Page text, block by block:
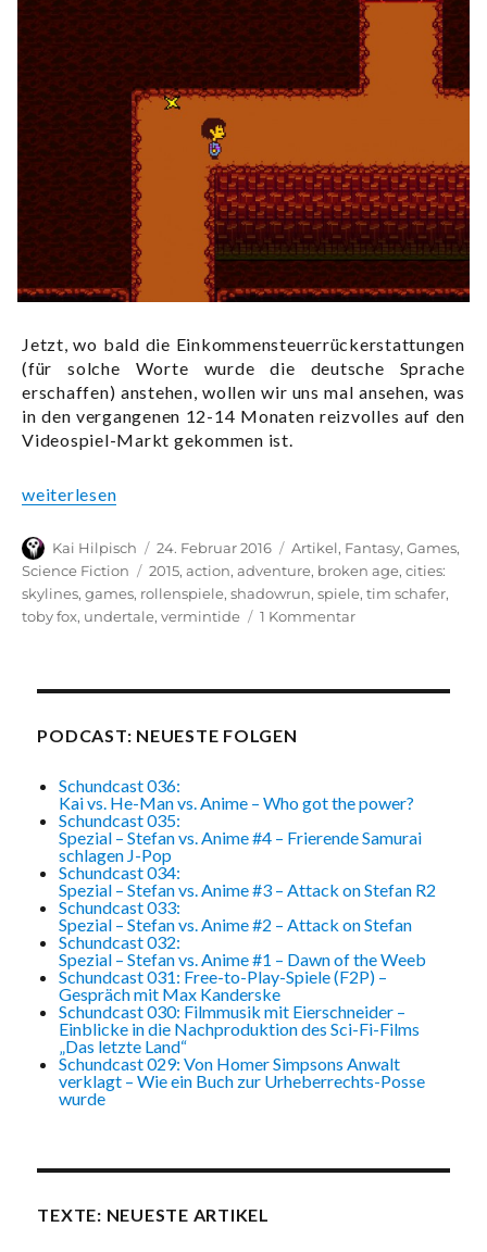
Jetzt, wo bald die Einkommensteuerrückerstattungen
(für solche Worte wurde die deutsche Sprache
erschaffen) anstehen, wollen wir uns mal ansehen, was
in den vergangenen 12-14 Monaten reizvolles auf den
Videospiel-Markt gekommen ist.
„Gut und Günstig: Videospiel-Empfehlungen 2015“
weiterlesen
Autor
Kai Hilpisch
Veröffentlicht
am
24. Februar 2016 Kategorien
Artikel, Fantasy,Games,
Science Fiction
Schlagwörter
2015,action,adventure, broken age,cities:
skylines,games, rollenspiele,shadowrun,spiele,tim schafer,
toby fox, undertale,vermintide 1 Kommentarzu
PODCAST: NEUESTE FOLGEN
Schundcast 036:
Kai vs. He-Man vs. Anime – Who got the power?
Schundcast 035:
Spezial – Stefan vs. Anime #4 – Frierende Samurai
schlagen J-Pop
Schundcast 034:
Spezial – Stefan vs. Anime #3 – Attack on Stefan R2
Schundcast 033:
Spezial – Stefan vs. Anime #2 – Attack on Stefan
Schundcast 032:
Spezial – Stefan vs. Anime #1 – Dawn of the Weeb
Schundcast 031: Free-to-Play-Spiele (F2P) –
Gespräch mit Max Kanderske
Schundcast 030: Filmmusik mit Eierschneider –
Einblicke in die Nachproduktion des Sci-Fi-Films
„Das letzte Land“
Schundcast 029: Von Homer Simpsons Anwalt
verklagt – Wie ein Buch zur Urheberrechts-Posse
wurde
TEXTE: NEUESTE ARTIKEL